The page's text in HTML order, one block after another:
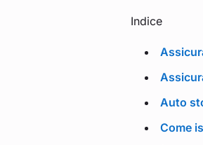
Indice
Auto
Come